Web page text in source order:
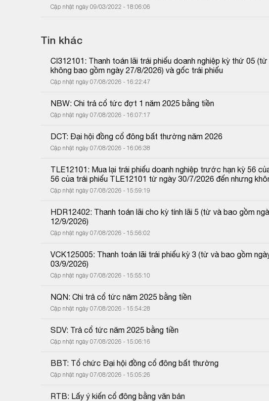
Cập nhật ngày 09/03/2022 - 18:06:06
Tin khác
CI312101: Thanh toán lãi trái phiếu doanh nghiệp kỳ thứ 05
không bao gồm ngày 27/8/2026) và gốc trái phiếu
Cập nhật ngày 07/08/2026 - 16:22:47
NBW: Chi trả cổ tức đợt 1 năm 2025 bằng tiền
Cập nhật ngày 07/08/2026 - 16:07:17
DCT: Đại hội đồng cổ đông bất thường năm 2026
Cập nhật ngày 07/08/2026 - 16:06:38
TLE12101: Mua lại trái phiếu doanh nghiệp trước hạn kỳ 56
56 của trái phiếu TLE12101 từ ngày 30/7/2026 đến nhưng
Cập nhật ngày 07/08/2026 - 15:59:19
HDR12402: Thanh toán lãi cho kỳ tính lãi 5 (từ và bao gồm
12/9/2026)
Cập nhật ngày 07/08/2026 - 15:56:02
VCK125005: Thanh toán lãi trái phiếu kỳ 3 (từ và bao gồm
03/9/2026)
Cập nhật ngày 07/08/2026 - 15:55:10
NQN: Chi trả cổ tức năm 2025 bằng tiền
Cập nhật ngày 07/08/2026 - 15:54:28
SDV: Trả cổ tức năm 2025 bằng tiền
Cập nhật ngày 07/08/2026 - 15:06:16
BBT: Tổ chức Đại hội đồng cổ đông bất thường
Cập nhật ngày 07/08/2026 - 15:05:26
RTB: Lấy ý kiến cổ đông bằng văn bản